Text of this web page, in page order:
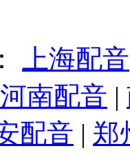
上海配音
河南配音 |
配音 | 郑